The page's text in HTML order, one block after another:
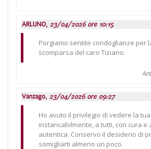
ARLUNO, 23/04/2026 ore 10:15
Porgiamo sentite condoglianze per
scomparsa del caro Tiziano.
Vanzago, 23/04/2026 ore 09:27
Ho avuto il privilegio di vedere la
instancabilmente, a tutti, con cura e
autentica. Conservo il desiderio di
somigliarti almeno un poco.